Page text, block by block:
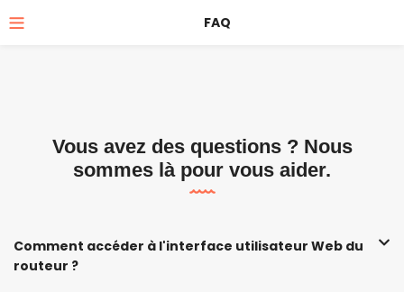
FAQ
Vous avez des questions ? Nous
sommes là pour vous aider.
Comment accéder à l'interface utilisateur Web du
routeur ?